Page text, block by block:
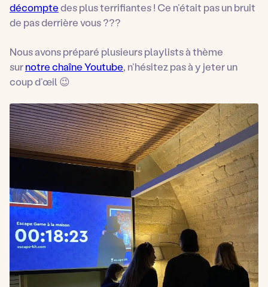
décomptedes plus terrifiantes ! Ce n’était pas un bruit
de pas derrière vous ???
Nous avons préparé plusieurs playlists à thème
surnotre chaîne Youtube, n’hésitez pas à y jeter un
coup d’œil 😉